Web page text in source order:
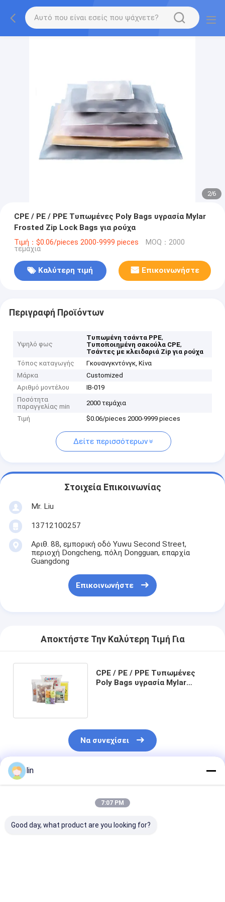
2/6
CPE / PE / PPE Τυπωμένες Poly Bags υγρασία Mylar
Frosted Zip Lock Bags για ρούχα
Τιμή：$0.06/pieces 2000-9999 pieces MOQ：2000
τεμάχια
Καλύτερη τιμή Επικοινωνήστε
Περιγραφή Προϊόντων
Υψηλό φως
Τυπωμένη τσάντα PPE,
Τυποποιημένη σακούλα CPE,
Τσάντες με κλειδαριά Zip για ρούχα
Τόπος καταγωγής
Γκουανγκντόνγκ, Κίνα
Μάρκα
Customized
Αριθμό μοντέλου
ΙΒ-019
Ποσότητα
παραγγελίας min
2000 τεμάχια
Τιμή $0.06/pieces 2000-9999 pieces
Δείτε περισσότερων
Στοιχεία Επικοινωνίας
Mr. Liu
13712100257
Αριθ. 88, εμπορική οδό Yuwu Second Street,
περιοχή Dongcheng, πόλη Dongguan, επαρχία
Guangdong
Επικοινωνήστε
Αποκτήστε Την Καλύτερη Τιμή Για
CPE / PE / PPE Τυπωμένες
Poly Bags υγρασία Mylar
Να συνεχίσει
Συνιστώμενα Προϊόντα
lin
7:07 PM
Good day, what product are you looking for?